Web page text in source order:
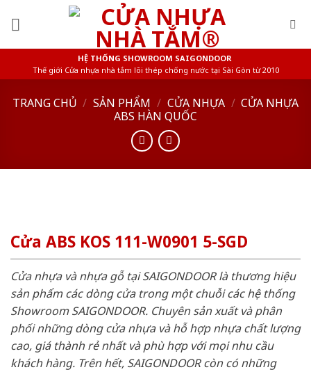
HỆ THỐNG SHOWROOM SAIGONDOOR
Thế giới Cửa nhựa nhà tắm lõi thép chống nước tại Sài Gòn từ 2010
TRANG CHỦ / SẢN PHẨM / CỬA NHỰA / CỬA NHỰA
ABS HÀN QUỐC
Cửa ABS KOS 111-W0901 5-SGD
Cửa nhựa và nhựa gỗ tại SAIGONDOOR là thương hiệu
sản phẩm các dòng cửa trong một chuỗi các hệ thống
Showroom SAIGONDOOR. Chuyên sản xuất và phân
phối những dòng cửa nhựa và hỗ hợp nhựa chất lượng
cao, giá thành rẻ nhất và phù hợp với mọi nhu cầu
khách hàng. Trên hết, SAIGONDOOR còn có những